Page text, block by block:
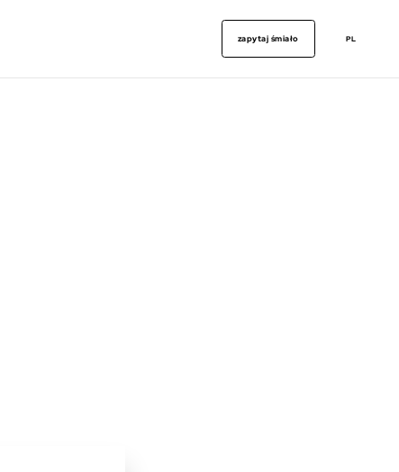
zapytaj śmiało PL